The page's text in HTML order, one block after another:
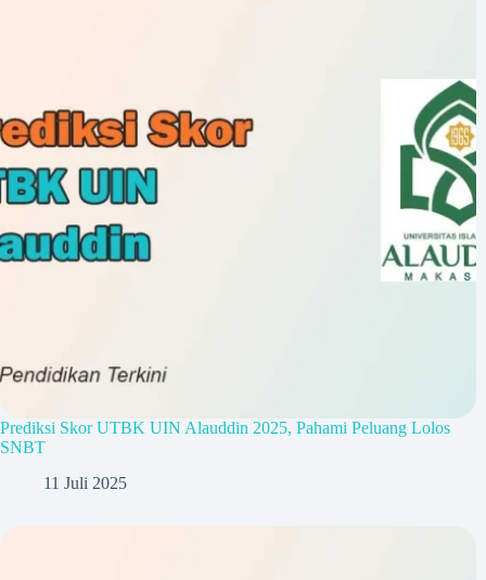
Prediksi Skor UTBK UIN Alauddin 2025, Pahami Peluang Lolos
SNBT
11 Juli 2025